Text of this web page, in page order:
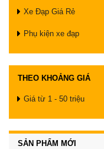
Xe Đạp Giá Rẻ
Phụ kiện xe đạp
THEO KHOẢNG GIÁ
Giá từ 1 - 50 triệu
SẢN PHẨM MỚI